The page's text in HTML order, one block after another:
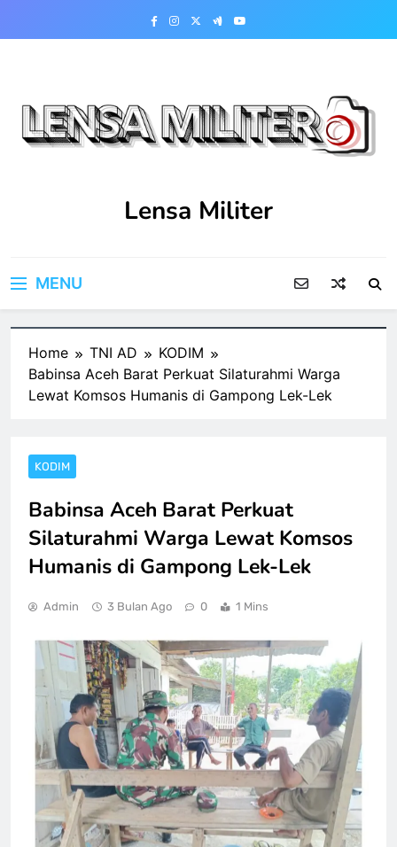
Lensa Militer
MENU
Home TNI AD
KODIM
Babinsa Aceh Barat Perkuat Silaturahmi Warga
Lewat Komsos Humanis di Gampong Lek-Lek
KODIM
Babinsa Aceh Barat Perkuat
Silaturahmi Warga Lewat Komsos
Humanis di Gampong Lek-Lek
Admin 3 Bulan Ago 0 1 Mins